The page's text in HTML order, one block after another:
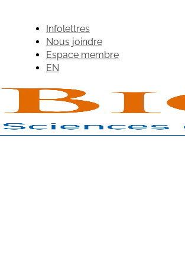
Infolettres
Nous joindre
Espace membre
EN